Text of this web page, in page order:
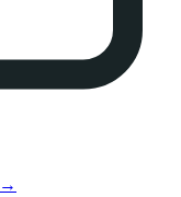
→